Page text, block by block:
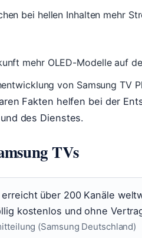
bei hellen Inhalten mehr
mehr OLED-Modelle auf
von Samsung TV
Fakten helfen bei der
des Dienstes.
TVs
erreicht über 200 Kanäle
kostenlos und ohne
(Samsung Deutschland)